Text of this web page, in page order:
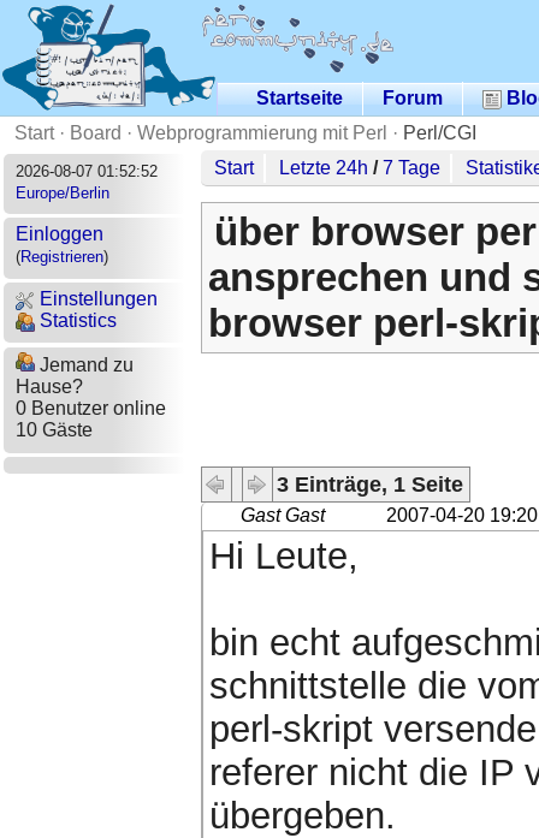
Startseite Forum
Start· Board · Webprogrammierung mit Perl · Perl/CGI
2026-08-07 01:52:52
Europe/Berlin
Einloggen
(Registrieren)
Einstellungen
Statistics
Jemand zu
Hause?
0 Benutzer online
10 Gäste
Start Letzte 24h /7 Tage
über browser
ansprechen und
browser perl-
3 Einträge, 1 Seite
Gast Gast 2007-04-20 19:20
Hi Leute,
bin echt
schnittstelle die
perl-skript
referer nicht die IP
übergeben.